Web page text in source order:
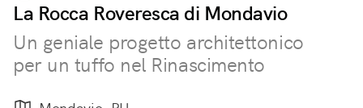
La Rocca Roveresca di Mondavio
Un geniale progetto architettonico
per un tuffo nel Rinascimento